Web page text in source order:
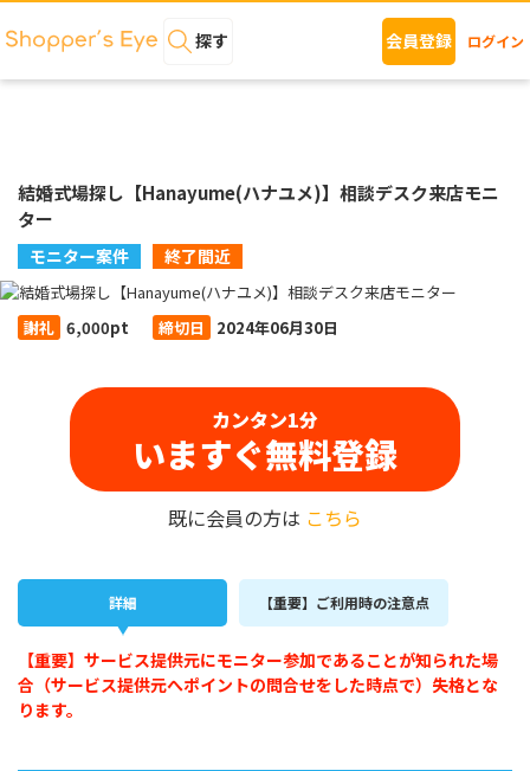
探す 会員登録 ログイン
結婚式場探し【Hanayume(ハナユメ)】相談デスク来店モニ
ター
モニター案件 終了間近
謝礼 6,000pt 締切日 2024年06月30日
カンタン1分
いますぐ無料登録
既に会員の方は こちら
詳細 【重要】ご利用時の注意点
【重要】サービス提供元にモニター参加であることが知られた場
合（サービス提供元へポイントの問合せをした時点で）失格とな
ります。